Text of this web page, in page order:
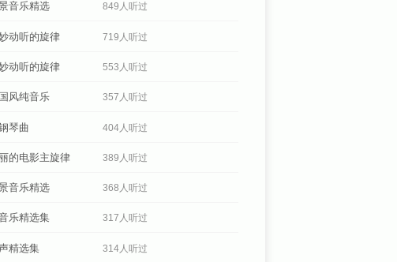
音乐精选 849人听过
动听的旋律 719人听过
动听的旋律 553人听过
风纯音乐 357人听过
琴曲 404人听过
的电影主旋律 389人听过
音乐精选 368人听过
乐精选集 317人听过
精选集 314人听过